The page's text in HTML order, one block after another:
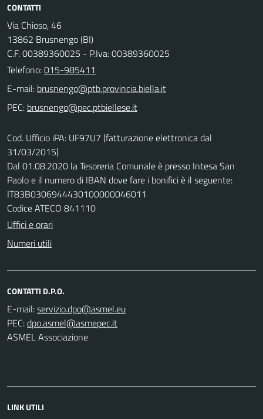
CONTATTI
Via Chioso, 46
13862 Brusnengo (BI)
C.F. 00389360025 - P.Iva: 00389360025
Telefono:015-985411
E-mail:
PEC:
Cod. Ufficio iPA: UF97U7 (fatturazione elettronica dal
31/03/2015)
Dal 01.08.2020 la Tesoreria Comunale è presso Intesa San
Paolo e il numero di IBAN dove fare i bonifici è il seguente:
IT83B0306944430100000046011
Codice ATECO 841110
Uffici e orari
Numeri utili
CONTATTI D.P.O.
E-mail:
PEC:
ASMEL Associazione
LINK UTILI